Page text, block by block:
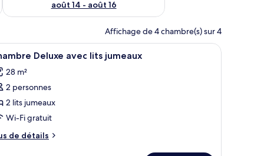
août 14 - août 16
Affichage de 4 chambre(s) sur 4
de chevet et un bureau avec un ordinateur.Chambre Deluxe avec lits jumeaux | Bureau,
8 Deluxe avec lits jumeaux
28 m²
2 personnes
2 lits jumeaux
Wi-Fi gratuit
de détails